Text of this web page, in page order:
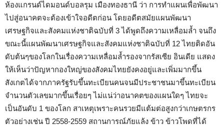
ห้องแกรนด์ไดมอนด์บอลรุม เมืองทองธานี ว่า การทำแผนเพื่อพัฒนา
ไปสู่อนาคตจะต้องเข้าใจอดีตก่อน โดยอดีตสมัยแผนพัฒนา
เศรษฐกิจและสังคมแห่งชาติฉบับที่ 3 ได้พูดถึงความเหลื่อมล้ำ จนถึง
ขณะนี้แผนพัฒนาเศรษฐกิจและสังคมแห่งชาติฉบับที่ 12 ไทยติดอัน
ดับต้นๆของโลกในเรื่องความเหลื่อมล้ำรองจากรัสเซีย อินเดีย แสดง
ให้เห็นว่าปัญหากองใหญ่ของสังคมไทยยังคงอยู่และเพิ่มมากขึ้น
สังเกตได้จากภาครัฐรับขึ้นทะเบียนคนจนมีประชาชนมาขึ้นทะเบียน
จำนวนตัวเลขมากขึ้นเรื่อยๆ ไม่แน่ว่าอนาคตของแผนใดๆ ไทยจะ
เป็นอันดับ 1 ของโลก สาเหตุเพราะคนรวยมีแต้มต่อสูงกว่าเกษตรกร
ตัวอย่างเช่น ปี 2558-2559 สถานการณ์ภัยแล้ง ข้าว ข้าวโพดที่ได้